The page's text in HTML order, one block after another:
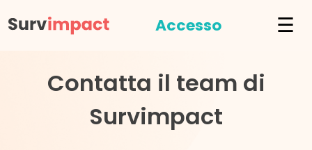
Accesso ☰
Contatta il team di
Survimpact